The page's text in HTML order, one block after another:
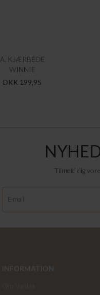
A. KJÆRBEDE
WINNIE
DKK 199,95
Tilmeld dig
INFORMATION